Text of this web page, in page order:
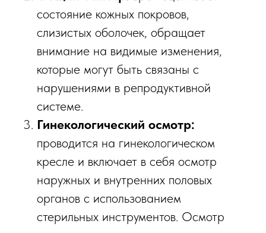
состояние кожных покровов,
слизистых оболочек, обращает
внимание на видимые изменения,
которые могут быть связаны с
нарушениями в репродуктивной
системе.
Гинекологический осмотр:
проводится на гинекологическом
кресле и включает в себя осмотр
наружных и внутренних половых
органов с использованием
стерильных инструментов. Осмотр